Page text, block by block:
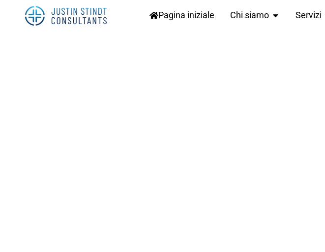
Pagina iniziale Chi siamo Servizi